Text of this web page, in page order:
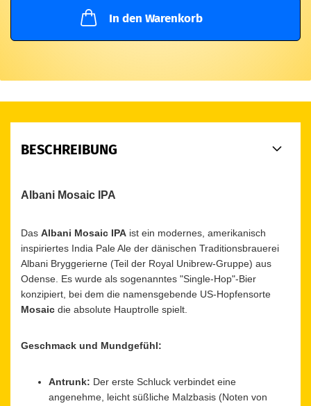
In den Warenkorb
BESCHREIBUNG
Albani Mosaic IPA
Das Albani Mosaic IPA ist ein modernes, amerikanisch
inspiriertes India Pale Ale der dänischen Traditionsbrauerei
Albani Bryggerierne (Teil der Royal Unibrew-Gruppe) aus
Odense. Es wurde als sogenanntes "Single-Hop"-Bier
konzipiert, bei dem die namensgebende US-Hopfensorte
Mosaic die absolute Hauptrolle spielt.
Geschmack und Mundgefühl:
Antrunk: Der erste Schluck verbindet eine
angenehme, leicht süßliche Malzbasis (Noten von